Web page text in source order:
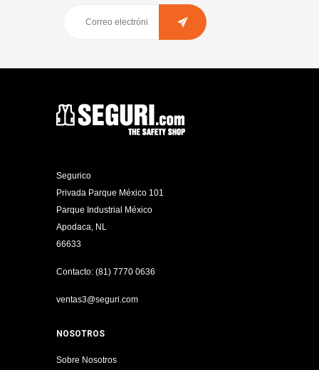
Segurico
Privada Parque México 101
Parque Industrial México
Apodaca, NL
66633
Contacto: (81) 7770 0636
ventas3@seguri.com
NOSOTROS
Sobre Nosotros